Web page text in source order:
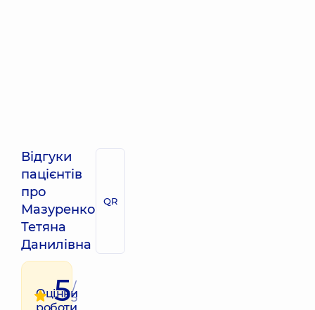
Відгуки
пацієнтів
про
Мазуренко
Тетяна
Данилівна
QR
Оцінки
5/
5